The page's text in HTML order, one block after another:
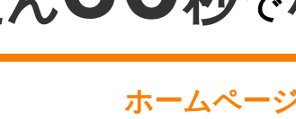
ホームペー